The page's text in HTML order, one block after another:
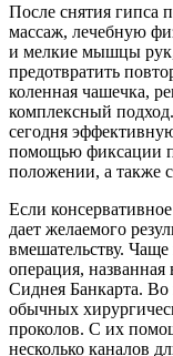
После снятия гипса
массаж, лечебную
и мелкие мышцы
предотвратить
коленная чашечка,
комплексный
сегодня
помощью фиксации
положении, а также
Если
дает желаемого
вмешательству. Чаще
операция, названная
Сиднея Банкарта. Во
обычных
проколов. С их
несколько каналов